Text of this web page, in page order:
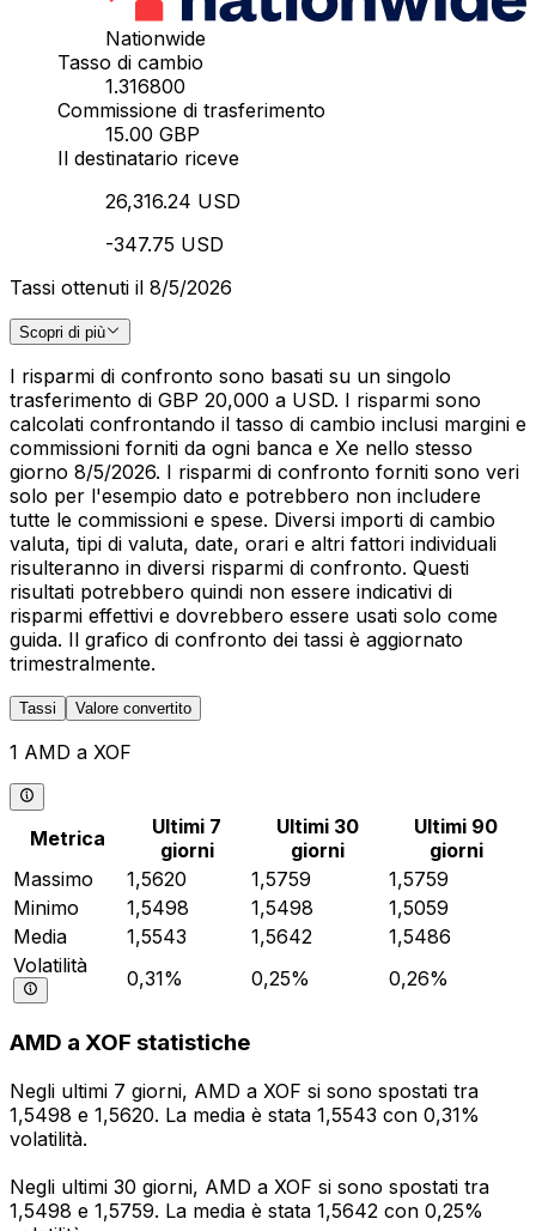
Nationwide
Tasso di cambio
1.316800
Commissione di trasferimento
15.00 GBP
Il destinatario riceve
26,316.24 USD
-347.75 USD
Tassi ottenuti il 8/5/2026
Scopri di più
I risparmi di confronto sono basati su un singolo
trasferimento di GBP 20,000 a USD. I risparmi sono
calcolati confrontando il tasso di cambio inclusi margini e
commissioni forniti da ogni banca e Xe nello stesso
giorno 8/5/2026. I risparmi di confronto forniti sono veri
solo per l'esempio dato e potrebbero non includere
tutte le commissioni e spese. Diversi importi di cambio
valuta, tipi di valuta, date, orari e altri fattori individuali
risulteranno in diversi risparmi di confronto. Questi
risultati potrebbero quindi non essere indicativi di
risparmi effettivi e dovrebbero essere usati solo come
guida. Il grafico di confronto dei tassi è aggiornato
trimestralmente.
Tassi Valore convertito
1 AMD a XOF
Metrica
Ultimi 7
giorni
Ultimi 30
giorni
Ultimi 90
giorni
Massimo
1,5620 1,5759
1,5759
Minimo
1,5498 1,5498
1,5059
Media
1,5543 1,5642
1,5486
Volatilità
0,31% 0,25% 0,26%
AMD a XOF statistiche
Negli ultimi 7 giorni, AMD a XOF si sono spostati tra
1,5498 e 1,5620. La media è stata 1,5543 con 0,31%
volatilità.
Negli ultimi 30 giorni, AMD a XOF si sono spostati tra
1,5498 e 1,5759. La media è stata 1,5642 con 0,25%